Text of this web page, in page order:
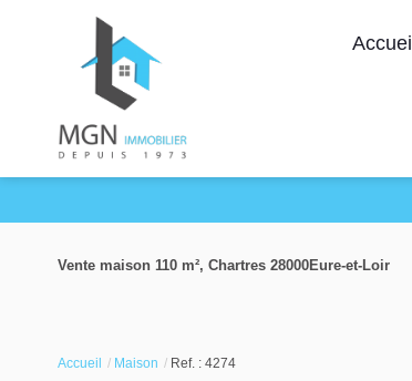
Accueil
Vente maison 110 m², Chartres 28000Eure-et-Loir
Accueil Maison Ref. : 4274